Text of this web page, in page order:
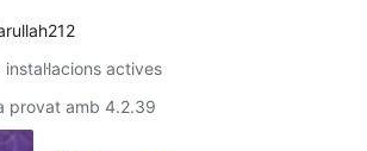
instal·lacions actives
provat amb 4.2.39